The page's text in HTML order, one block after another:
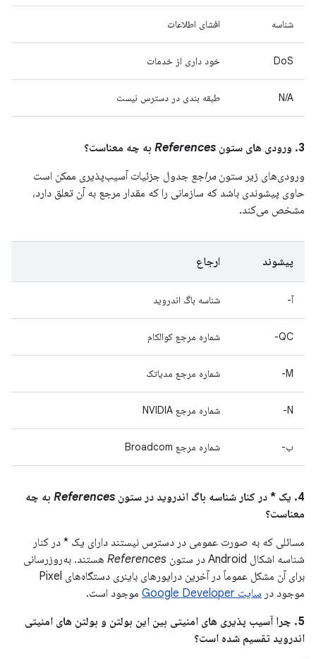
شناسه افشای اطلاعات
DoS خود داری از خدمات
N/A طبقه بندی در دسترس نیست
3. ورودی های ستون References به چه معناست؟
ورودی‌های زیر ستون مراجع جدول جزئیات آسیب‌پذیری ممکن است
حاوی پیشوندی باشد که سازمانی را که مقدار مرجع به آن تعلق دارد،
مشخص می‌کند.
پیشوند ارجاع
آ- شناسه باگ اندروید
QC- شماره مرجع کوالکام
M- شماره مرجع مدیاتک
N- شماره مرجع NVIDIA
ب- شماره مرجع Broadcom
4. یک * در کنار شناسه باگ اندروید در ستون References به چه
معناست؟
مسائلی که به صورت عمومی در دسترس نیستند دارای یک * در کنار
شناسه اشکال Android در ستون
References هستند. به‌روزرسانی
برای آن مشکل عموماً در آخرین درایورهای باینری دستگاه‌های Pixel
موجود در سایت Google Developer
موجود است.
5. چرا آسیب پذیری های امنیتی بین این بولتن و بولتن های امنیتی
اندروید تقسیم شده است؟